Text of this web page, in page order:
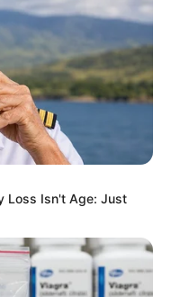
Loss Isn't Age: Just